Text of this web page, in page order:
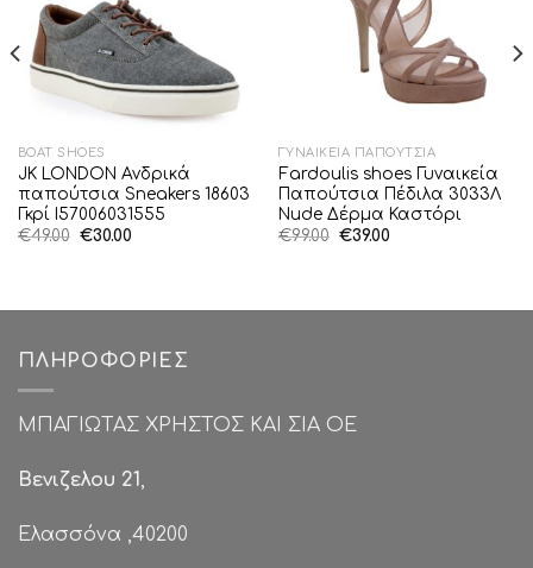
BOAT SHOES
JK LONDON Ανδρικά
παπούτσια Sneakers 18603
Γκρί I57006031555
€49.00 Original
€30.00Η
ΓΥΝΑΙΚΕΊΑ ΠΑΠΟΎΤΣΙΑ
Fardoulis shoes Γυναικεία
Παπούτσια Πέδιλα 3033Λ
Νude Δέρμα Καστόρι
€99.00 Original
€39.00Η
ΠΛΗΡΟΦΟΡΊΕΣ
ΜΠΑΓΙΩΤΑΣ ΧΡΗΣΤΟΣ ΚΑΙ ΣΙΑ ΟΕ
Βενιζελου 21,
Ελασσόνα ,40200